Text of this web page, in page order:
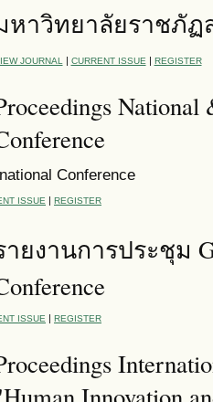
หาวิทยาลัยราชภั
JOURNAL | CURRENT ISSUE | REGISTER
Conference
ISSUE REGISTER
ายงานการประชุม
ISSUE | REGISTER